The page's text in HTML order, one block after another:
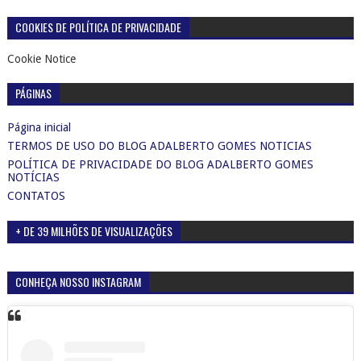
COOKIES DE POLÍTICA DE PRIVACIDADE
Cookie Notice
PÁGINAS
Página inicial
TERMOS DE USO DO BLOG ADALBERTO GOMES NOTICIAS
POLÍTICA DE PRIVACIDADE DO BLOG ADALBERTO GOMES
NOTÍCIAS
CONTATOS
+ DE 39 MILHÕES DE VISUALIZAÇÕES
CONHEÇA NOSSO INSTAGRAM